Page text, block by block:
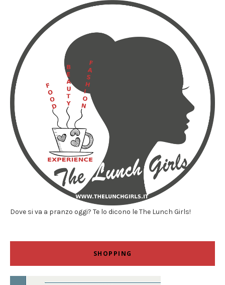
Dove si va a pranzo oggi? Te lo dicono le The Lunch Girls!
SHOPPING